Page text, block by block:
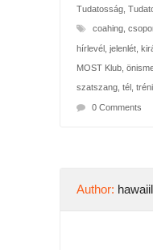
Tudatosság,
coahing,
hírlevél, jelenlét,
MOST Klub,
szatszang, tél,
0 Comments
Author: